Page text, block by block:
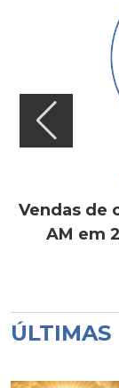
Vendas de
AM em
ÚLTIMAS